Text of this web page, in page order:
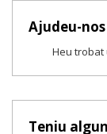
Ajudeu-
Heu trobat
Teniu